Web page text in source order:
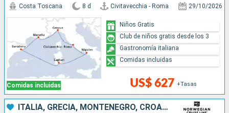
Comidas incluidas
Costa Toscana 8 d Civitavecchia - Roma 29/10/2026
US$ 627 +Tasas
Niños Gratis
Club de niños gratis desde los 3
Gastronomía italiana
Comidas incluidas
ITALIA, GRECIA, MONTENEGRO, CROACIA